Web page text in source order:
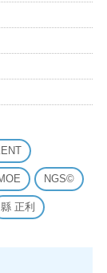
NGS©
縣 正利